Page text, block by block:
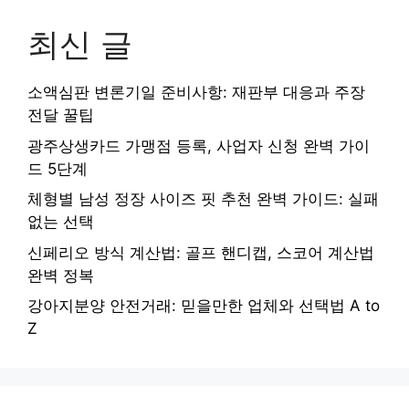
최신 글
소액심판 변론기일 준비사항: 재판부 대응과 주장
전달 꿀팁
광주상생카드 가맹점 등록, 사업자 신청 완벽 가이
드 5단계
체형별 남성 정장 사이즈 핏 추천 완벽 가이드: 실패
없는 선택
신페리오 방식 계산법: 골프 핸디캡, 스코어 계산법
완벽 정복
강아지분양 안전거래: 믿을만한 업체와 선택법 A to
Z